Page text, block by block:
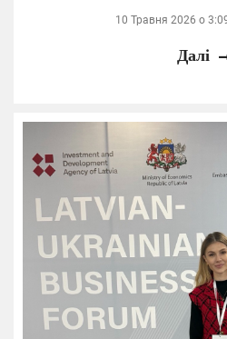
10 Травня 2026 о
Далі